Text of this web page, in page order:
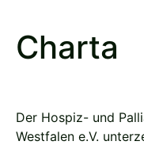
Charta
Der Hospiz- und
Westfalen e.V.